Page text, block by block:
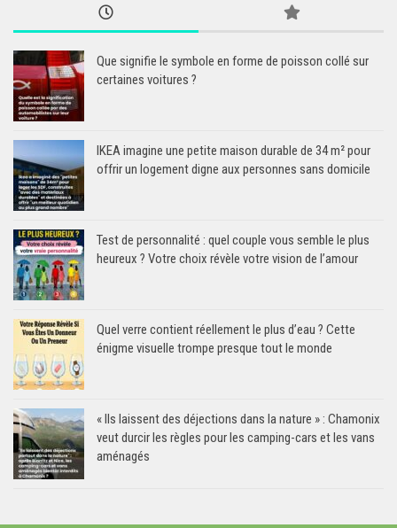
Que signifie le symbole en forme de poisson collé sur
certaines voitures ?
IKEA imagine une petite maison durable de 34 m² pour
offrir un logement digne aux personnes sans domicile
Test de personnalité : quel couple vous semble le plus
heureux ? Votre choix révèle votre vision de l’amour
Quel verre contient réellement le plus d’eau ? Cette
énigme visuelle trompe presque tout le monde
« Ils laissent des déjections dans la nature » : Chamonix
veut durcir les règles pour les camping-cars et les vans
aménagés